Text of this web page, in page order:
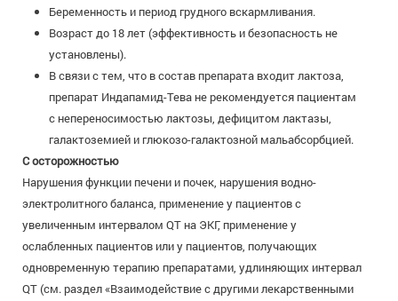
Беременность и период грудного вскармливания.
Возраст до 18 лет (эффективность и безопасность не
установлены).
В связи с тем, что в состав препарата входит лактоза,
препарат Индапамид-Тева не рекомендуется пациентам
с непереносимостью лактозы, дефицитом лактазы,
галактоземией и глюкозо-галактозной мальабсорбцией.
С осторожностью
Нарушения функции печени и почек, нарушения водно-
электролитного баланса, применение у пациентов с
увеличенным интервалом QT на ЭКГ, применение у
ослабленных пациентов или у пациентов, получающих
одновременную терапию препаратами, удлиняющих интервал
QT (см. раздел «Взаимодействие с другими лекарственными